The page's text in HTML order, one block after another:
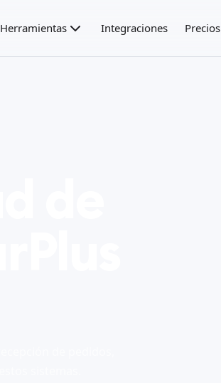
Herramientas Integraciones Precios